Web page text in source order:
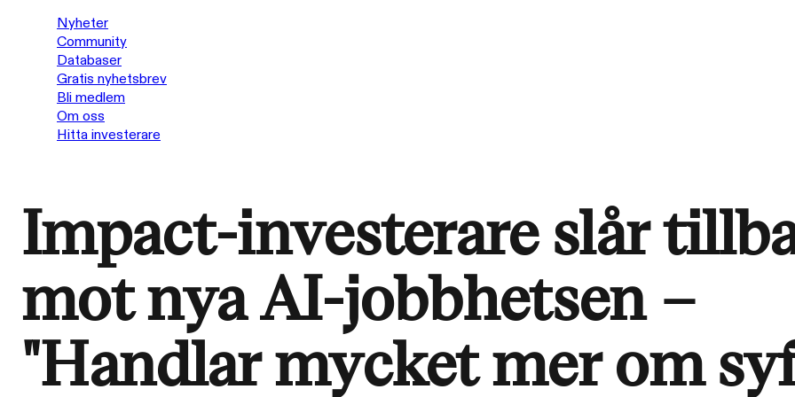
Nyheter
Community
Databaser
Gratis nyhetsbrev
Bli medlem
Om oss
Hitta investerare
Impact-investerare slår
mot nya AI-jobbhetsen –
"Handlar mycket mer om